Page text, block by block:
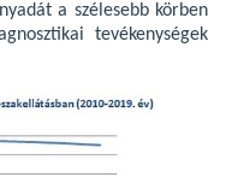
a szélesebb körben
tevékenységek